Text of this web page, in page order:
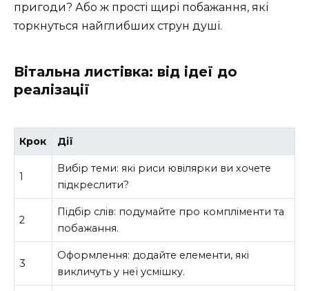
пригоди? Або ж прості щирі побажання, які
торкнуться найглибших струн душі.
Вітальна листівка: від ідеї до
реалізації
Крок Дії
1
Вибір теми: які риси ювілярки ви хочете
підкреслити?
2
Підбір слів: подумайте про компліменти та
побажання.
3
Оформлення: додайте елементи, які
викличуть у неї усмішку.